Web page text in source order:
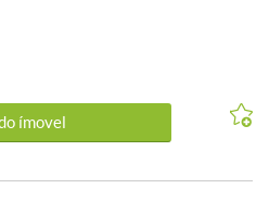
para investimento.<br /><br
><br />O imóvel apresenta área
Nova Lima.<br /><br />Não
melhor do bairro Jardim Canadá.
ímovel